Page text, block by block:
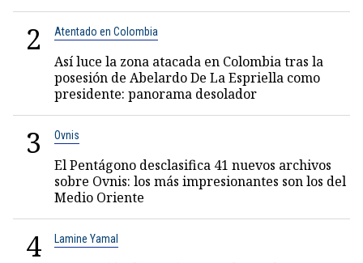
2 Atentado en Colombia
Así luce la zona atacada en Colombia tras la
posesión de Abelardo De La Espriella como
presidente: panorama desolador
3 Ovnis
El Pentágono desclasifica 41 nuevos archivos
sobre Ovnis: los más impresionantes son los del
Medio Oriente
4 Lamine Yamal